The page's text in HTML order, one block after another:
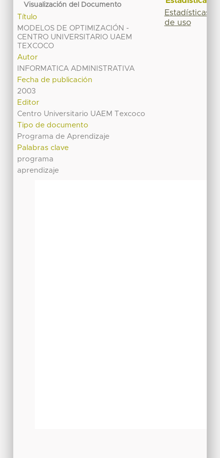
Visualización del Documento
Título
MODELOS DE OPTIMIZACIÓN -
CENTRO UNIVERSITARIO UAEM
TEXCOCO
Autor
INFORMATICA ADMINISTRATIVA
Fecha de publicación
2003
Editor
Centro Universitario UAEM Texcoco
Tipo de documento
Programa de Aprendizaje
Palabras clave
programa
aprendizaje
Estadísticas
de uso